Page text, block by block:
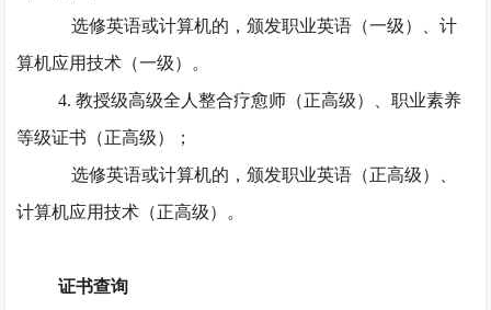
选修英语或计算机的，颁发职业英语（一级）、计
算机应用技术（一级）。
4. 教授级高级全人整合疗愈师（正高级）、职业素养
等级证书（正高级）；
选修英语或计算机的，颁发职业英语（正高级）、
计算机应用技术（正高级）。
证书查询